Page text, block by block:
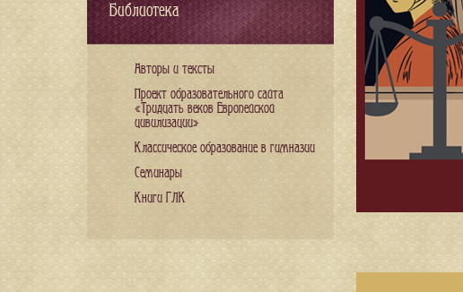
Библиотека
Авторы и тексты
Проект образовательного сайта
«Тридцать веков Европейской
цивилизации»
Классическое образование в гимназии
Семинары
Книги ГЛК